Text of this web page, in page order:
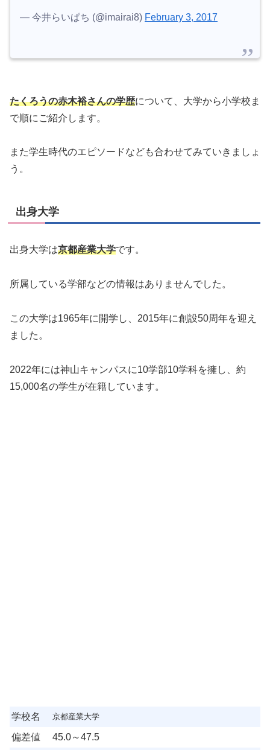
— 今井らいぱち (@imairai8) February 3, 2017
たくろうの赤木裕さんの学歴について、大学から小学校ま
で順にご紹介します。
また学生時代のエピソードなども合わせてみていきましょ
う。
出身大学
出身大学は京都産業大学です。
所属している学部などの情報はありませんでした。
この大学は1965年に開学し、2015年に創設50周年を迎え
ました。
2022年には神山キャンパスに10学部10学科を擁し、約
15,000名の学生が在籍しています。
学校名 京都産業大学
偏差値
45.0～47.5